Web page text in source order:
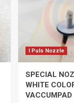
I Puls Nozzle
SPECIAL
WHITE
VACCUMPAD